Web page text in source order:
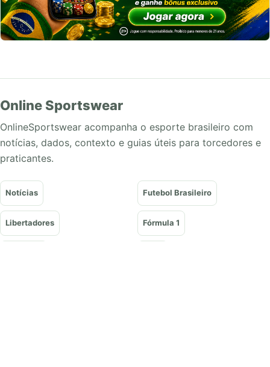
Online Sportswear
OnlineSportswear acompanha o esporte brasileiro com
notícias, dados, contexto e guias úteis para torcedores e
praticantes.
Notícias Futebol Brasileiro
Libertadores Fórmula 1